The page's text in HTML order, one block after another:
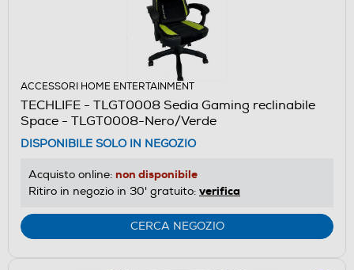
ACCESSORI HOME ENTERTAINMENT
TECHLIFE - TLGT0008 Sedia Gaming reclinabile
Space - TLGT0008-Nero/Verde
DISPONIBILE SOLO IN NEGOZIO
Acquisto online: non disponibile
Ritiro in negozio in 30' gratuito: verifica
CERCA NEGOZIO